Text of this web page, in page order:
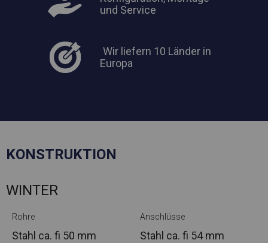
und Service
Wir liefern 10 Länder in
Europa
KONSTRUKTION
WINTER
Rohre
Stahl ca. fi 50 mm
Anschlüsse
Stahl ca. fi 54 mm